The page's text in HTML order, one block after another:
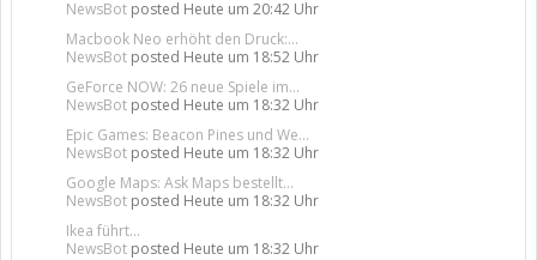
NewsBot posted Heute um 20:42 Uhr
Macbook Neo erhöht den Druck:...
NewsBot posted Heute um 18:52 Uhr
GeForce NOW: 26 neue Spiele im...
NewsBot posted Heute um 18:32 Uhr
Epic Games: Beacon Pines und We...
NewsBot posted Heute um 18:32 Uhr
Google Maps: Ask Maps bestellt...
NewsBot posted Heute um 18:32 Uhr
Ikea führt...
NewsBot posted Heute um 18:32 Uhr